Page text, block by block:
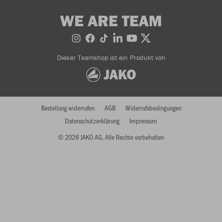
WE ARE TEAM
Dieser Teamshop ist ein Produkt von
© 2026 JAKO AG, Alle Rechte vorbehalten
Bestellung widerrufen AGB
Widerrufsbedingungen
Datenschutzerklärung
Impressum